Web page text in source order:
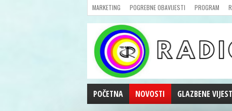
MARKETING POGREBNE OBAVIJESTI PROGRAM
POČETNA NOVOSTI GLAZBENE